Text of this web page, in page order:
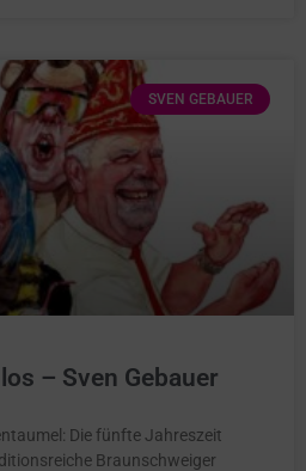
SVEN GEBAUER
– Sven Gebauer
Die fünfte Jahreszeit
Braunschweiger